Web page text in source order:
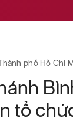
phố Hồ Chí
tổ